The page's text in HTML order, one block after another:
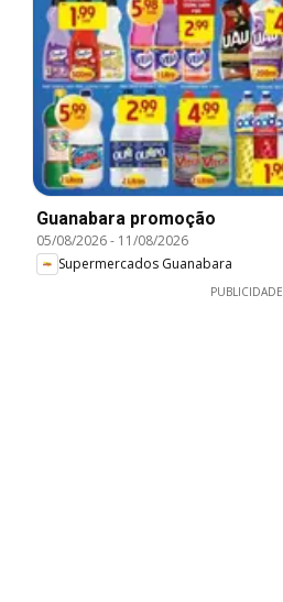
Guanabara promoção
05/08/2026- 11/08/2026
Supermercados Guanabara
PUBLICIDADE